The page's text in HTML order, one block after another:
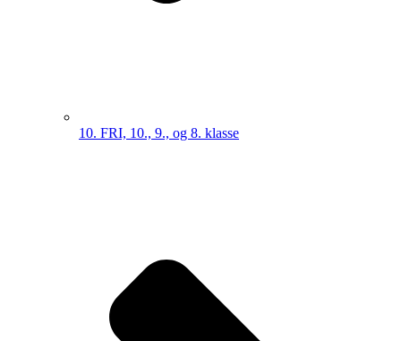
10. FRI, 10., 9., og 8. klasse